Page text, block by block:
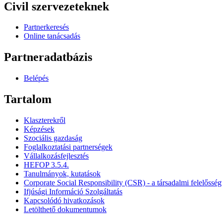
Civil szervezeteknek
Partnerkeresés
Online tanácsadás
Partneradatbázis
Belépés
Tartalom
Klaszterekről
Képzések
Szociális gazdaság
Foglalkoztatási partnerségek
Vállalkozásfejlesztés
HEFOP 3.5.4.
Tanulmányok, kutatások
Corporate Social Responsibility (CSR) - a társadalmi
Ifjúsági Információ Szolgáltatás
Kapcsolódó hivatkozások
Letölthető dokumentumok